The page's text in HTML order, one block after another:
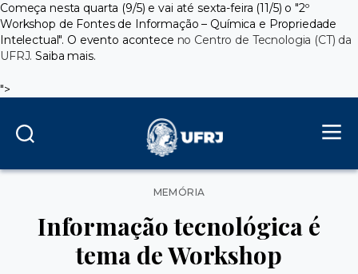
Começa nesta quarta (9/5) e vai até sexta-feira (11/5) o "2º
Workshop de Fontes de Informação – Química e Propriedade
Intelectual". O evento acontece no Centro de Tecnologia (CT) da
UFRJ. Saiba mais.
">
Categorias
MEMÓRIA
Informação tecnológica é
tema de Workshop